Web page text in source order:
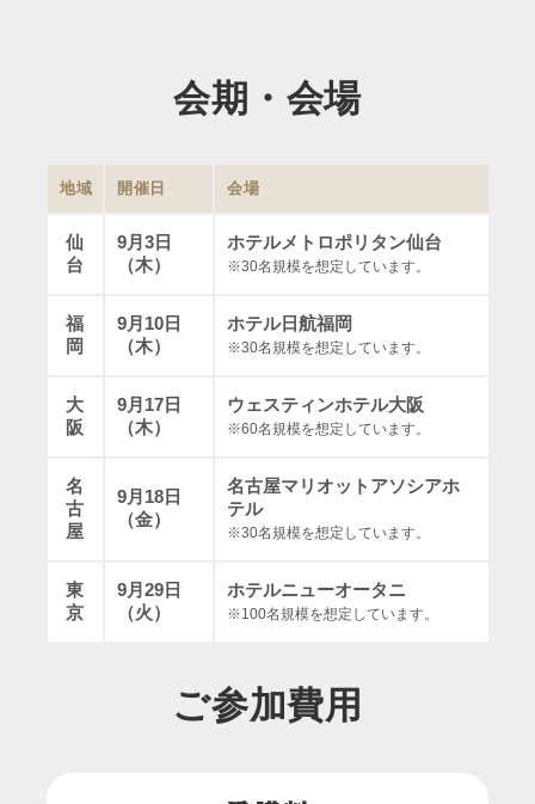
会期・会場
地域 開催日 会場
仙
台
9月3日
（木）
ホテルメトロポリタン仙台
※30名規模を想定しています。
福
岡
9月10日
（木）
ホテル日航福岡
※30名規模を想定しています。
大
阪
9月17日
（木）
ウェスティンホテル大阪
※60名規模を想定しています。
名
古
屋
9月18日
（金）
名古屋マリオットアソシアホ
テル
※30名規模を想定しています。
東
京
9月29日
（火）
ホテルニューオータニ
※100名規模を想定しています。
ご参加費用